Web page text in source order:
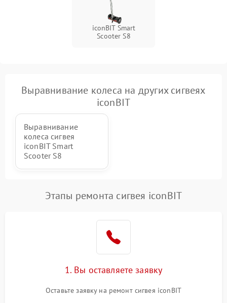
iconBIT Smart
Scooter S8
Выравнивание колеса на других сигвеях
iconBIT
Выравнивание
колеса сигвея
iconBIT Smart
Scooter S8
Этапы ремонта сигвея iconBIT
1. Вы оставляете заявку
Оставьте заявку на ремонт сигвея iconBIT